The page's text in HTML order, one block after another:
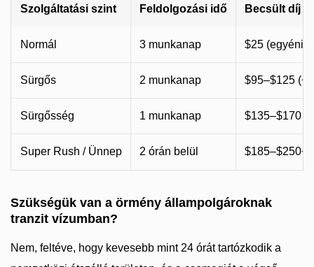
Szolgáltatási szint Feldolgozási idő Becsült díj
Normál 3 munkanap $25 (egyéni)
Sürgős 2 munkanap $95–$125
Sürgősség 1 munkanap $135–$170
Super Rush / Ünnep 2 órán belül $185–$250+
Szükségük van a örmény állampolgároknak
tranzit vízumban?
Nem, feltéve, hogy kevesebb mint 24 órát tartózkodik a